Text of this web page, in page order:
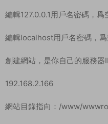
編輯127.0.0.1用戶名密碼，爲
編輯localhost用戶名密碼，爲
創建網站，是你自己的服務器
192.168.2.166
網站目錄指向：/www/